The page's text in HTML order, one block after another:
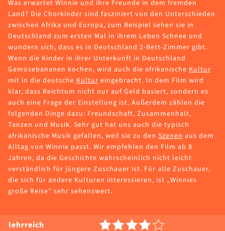
Was erwartet Winnie und ihre Freunde in dem fremden
Land? Die Chorkinder sind fasziniert von den Unterschieden
zwischen Afrika und Europa, zum Beispiel sehen sie in
Deutschland zum ersten Mal in ihrem Leben Schnee und
wundern sich, dass es in Deutschland 2-Bett-Zimmer gibt.
Wenn die Kinder in ihrer Unterkunft in Deutschland
Gemüsebananen kochen, wird auch die afrikanische Kultur
mit in die deutsche Kultur eingebracht. In dem Film wird
klar, dass Reichtum nicht nur auf Geld basiert, sondern es
auch eine Frage der Einstellung ist. Außerdem zählen die
folgenden Dinge dazu: Freundschaft, Zusammenhalt,
Tanzen und Musik. Sehr gut hat uns auch die typisch
afrikanische Musik gefallen, weil sie zu den Szenen aus dem
Alltag von Winnie passt. Wir empfehlen den Film ab 8
Jahren, da die Geschichte wahrscheinlich nicht leicht
verständlich für jüngere Zuschauer ist. Für alle Zuschauer,
die sich für andere Kulturen interessieren, ist „Winnies
große Reise“ sehr sehenswert.
lehrreich